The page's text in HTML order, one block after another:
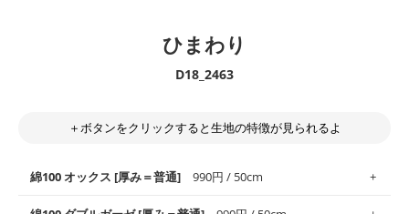
ひまわり
D18_2463
＋ボタンをクリックすると生地の特徴が見られるよ
綿100 オックス [厚み＝普通] 990円 / 50cm